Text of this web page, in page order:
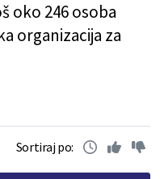
oko 246 osoba
organizacija za
Sortiraj po: